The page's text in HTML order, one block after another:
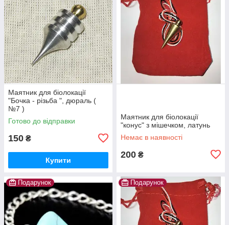
Маятник для біолокації
"Бочка - різьба ", дюраль (
№7 )
Готово до відправки
150 ₴
Купити
Маятник для біолокації
"конус" з мішечком, латунь
Немає в наявності
200 ₴
Подарунок Подарунок